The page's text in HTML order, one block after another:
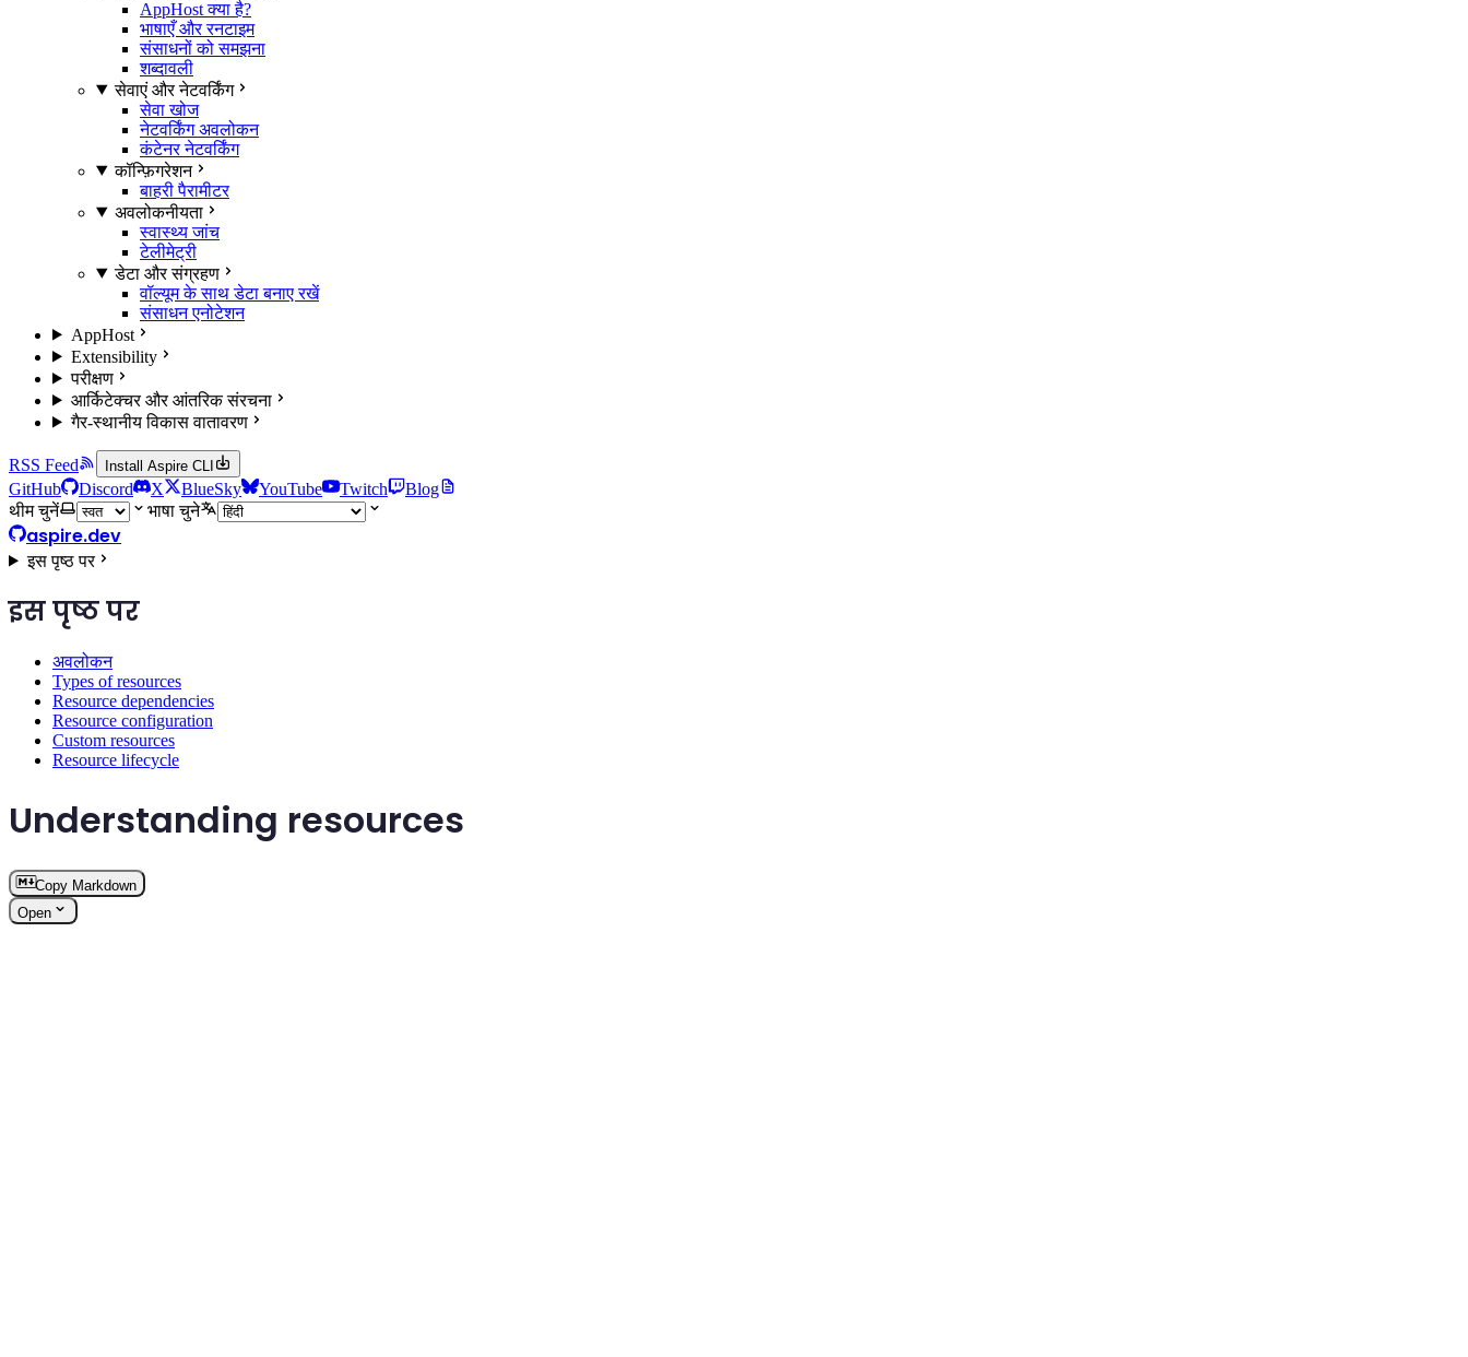
AppHost क्या है?
भाषाएँ और रनटाइम
संसाधनों को समझना
शब्दावली
सेवाएं और नेटवर्किंग
सेवा खोज
नेटवर्किंग अवलोकन
कंटेनर नेटवर्किंग
कॉन्फ़िगरेशन
बाहरी पैरामीटर
अवलोकनीयता
स्वास्थ्य जांच
टेलीमेट्री
डेटा और संग्रहण
वॉल्यूम के साथ डेटा बनाए रखें
संसाधन एनोटेशन
AppHost
Extensibility
परीक्षण
आर्किटेक्चर और आंतरिक संरचना
गैर-स्थानीय विकास वातावरण
RSS Feed Install Aspire CLI
GitHub Discord X BlueSky YouTube Twitch
Blog
थीम चुनें
भाषा चुने
aspire.dev
इस पृष्ठ पर
इस पृष्ठ पर
अवलोकन
Types of resources
Resource dependencies
Resource configuration
Custom resources
Resource lifecycle
Understanding resources
Copy Markdown
Open